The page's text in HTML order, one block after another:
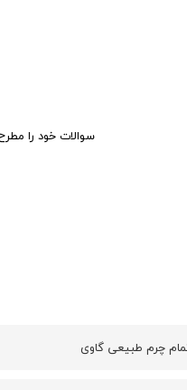
سوالات خود را مطرح
چرم طبیعی گاوی